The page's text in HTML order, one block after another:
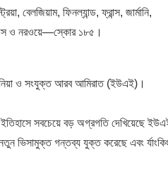
বেলজিয়াম, ফিনল্যান্ড, ফ্রান্স, জার্মানি,
ও নরওয়ে—স্কোর ১৮৫।
ও সংযুক্ত আরব আমিরাত(ইউএই)।
ইতিহাসে সবচেয়ে বড় অগ্রগতি দেখিয়েছে
ভিসামুক্ত গন্তব্য যুক্ত করেছে এবং